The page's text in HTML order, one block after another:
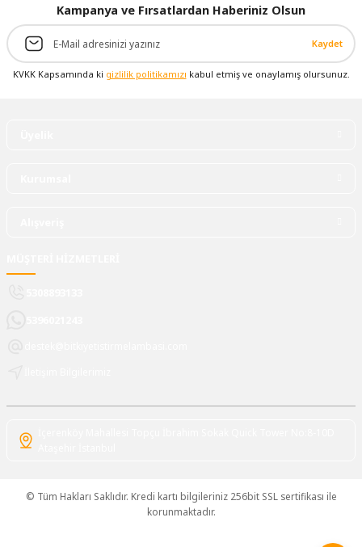
Kampanya ve Fırsatlardan Haberiniz Olsun
Kaydet
KVKK Kapsamında ki gizlilik politikamızı kabul etmiş ve onaylamış olursunuz.
© Tüm Hakları Saklıdır. Kredi kartı bilgileriniz 256bit SSL sertifikası ile
korunmaktadır.